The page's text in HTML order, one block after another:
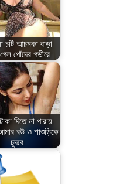
চটি আচমকা বাড়া
পোঁদের গভীরে
দিতে না পারায়
বউ ও শাশুড়িকে
চুদবে